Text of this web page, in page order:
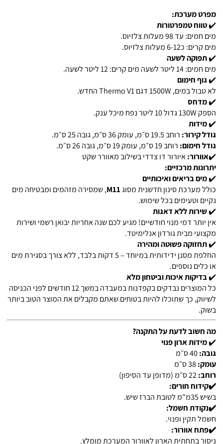
מפרט מערכת:
✔️טווח טמפרטורות
מים חמים: עד 98 מעלות צלזיוס.
מים קרים: כ6-12 מעלות צלזיוס.
✔️תפוקה לשעה
מים חמים: 14 ליטר לשעה מים קרים: 12 ליטר לשעה.
✔️גוף חימום
לא טבול במים, 1500W דגם Thermo V1 החדש.
✔️מדחס
הספק 130W גדול 10 ליטר נפח מיכל ענק.
✔️מידות
גודל קירור: רוחב 19.5 ס״מ, עומק 36 ס״מ, גובה 25 ס״מ.
גודל חימום: רוחב 19 ס״מ, עומק 19 ס״מ, גובה 26 ס״מ.
✔️אוורור:איורור דו צדדי בשילוב מאוורר שקט
יתרונות מרכזיים:
✔️מים בריאים ואיכותיים
כולל מערכת סינון חדשנית מסוגM11, שמסירה מזהמים ומבטיחה מים
נקיים וטעימים בכל שימוש.
✔️שירות ללא דאגות
אין יותר דמי מנוי חודשיים! מגיע לכם שנה אחריות יבואן רשמי ושירות
מקצועי מבית גורדון אנלימיטד.
✔️תחזוקה פשוטה ומהירה
החלפת מסנן ידידותית במיוחד – 5 דקות בלבד, ללא צורך בסגירת מים
או כלים נוספים.
✔️בדיקות איכות וביטחון מלא
כל המוצרים נבדקים בקפדנות במעבדה במשך 12 חודשים לפני הכניסה
לשיווק, כך שתוכלו להיות בטוחים שאתם מקבלים את המוצר הטוב ביותר
בשוק.
מה חשוב לדעת על התקנה?
✔️מידות ארון פנוי
גובה:
עומק:
רוחב:
✔️קידוח חורים:
בשיש 35מ"מ לטובת הברז שיש.
✔️נקודת חשמל:
חשמל תקין ופנוי.
✔️פתח אוורור:
ניסור בתחתית הארון לאוורור המערכת מומלץ.